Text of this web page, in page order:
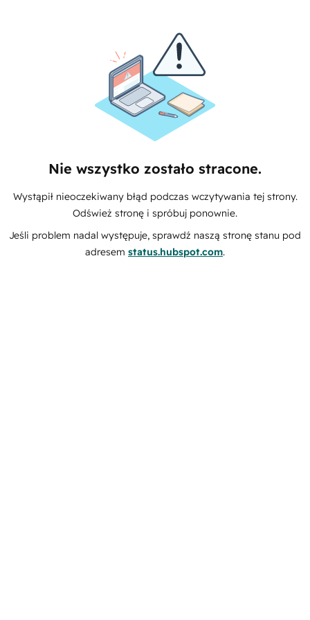
Nie wszystko zostało stracone.
Wystąpił nieoczekiwany błąd podczas wczytywania tej strony.
Odśwież stronę i spróbuj ponownie.
Jeśli problem nadal występuje, sprawdź naszą stronę stanu pod
adresem status.hubspot.com.